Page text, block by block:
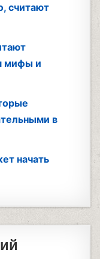
считают
мифы и
в
начать